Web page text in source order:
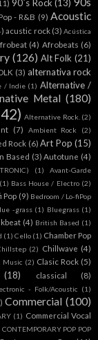
90´s Rock (13)
- R&B (9) Acoustic
acustic rock (3) Acústica
(4) Afrobeats (6)
(126) Alt Folk (21)
(3) alternativa rock
/ Indie (1) Alternative /
Metal (180)
Alternative Rock. (2)
(7) Ambient Rock (2)
Rock (6) Art Pop (15)
Based (3) Autotune (4)
(1)
Avant-Garde
(1) Bass House / Electro (2)
Pop (9) Bedroom / Lo-fiPop
-grass (1) Bluegrass (1)
(4) British Based (1)
(1) Cello (1) Chamber Pop
(2) Chillwave (4)
Music (2) Clasic Rock (5)
(18) classical (8)
- Folk/Acoustic (1)
Commercial (100)
(1) Commercial Vocal
POP POP